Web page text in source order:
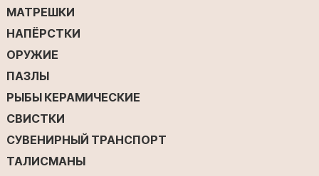
МАТРЕШКИ
НАПЁРСТКИ
ОРУЖИЕ
ПАЗЛЫ
РЫБЫ КЕРАМИЧЕСКИЕ
СВИСТКИ
СУВЕНИРНЫЙ ТРАНСПОРТ
ТАЛИСМАНЫ